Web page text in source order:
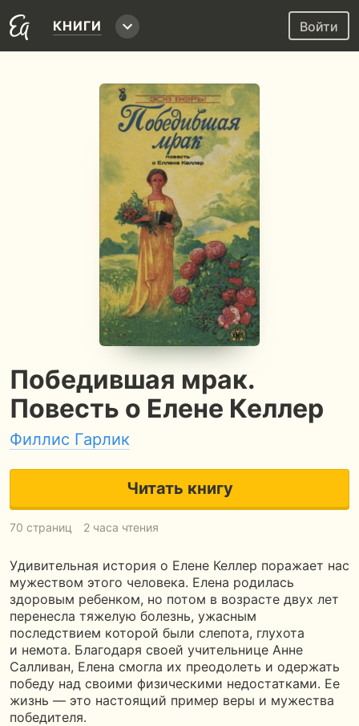
КНИГИ Войти
Победившая мрак.
Повесть о Елене Келлер
Филлис Гарлик
Читать книгу
70 страниц 2 часа чтения
Удивительная история о Елене Келлер поражает нас
мужеством этого человека. Елена родилась
здоровым ребенком, но потом в возрасте двух лет
перенесла тяжелую болезнь, ужасным
последствием которой были слепота, глухота
и немота. Благодаря своей учительнице Анне
Салливан, Елена смогла их преодолеть и одержать
победу над своими физическими недостатками. Ее
жизнь — это настоящий пример веры и мужества
победителя.